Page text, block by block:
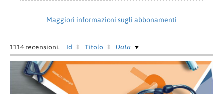
Maggiori informazioni sugli abbonamenti
1114 recensioni. Id Titolo Data